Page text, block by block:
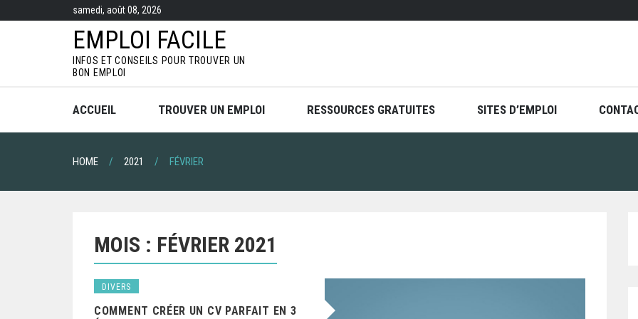
samedi, août 08, 2026
EMPLOI FACILE
INFOS ET CONSEILS POUR TROUVER UN
BON EMPLOI
ACCUEIL TROUVER UN EMPLOI RESSOURCES GRATUITES SITES D’EMPLOI
HOME 2021 FÉVRIER
MOIS : FÉVRIER 2021
DIVERS
COMMENT CRÉER UN CV PARFAIT EN 3